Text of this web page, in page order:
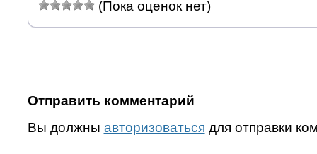
(Пока оценок нет)
Отправить комментарий
Вы должны авторизоваться для отправки